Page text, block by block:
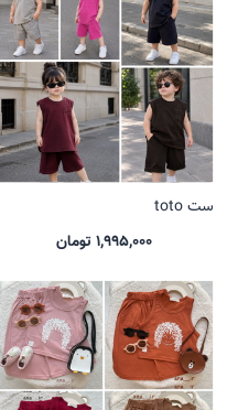
ست toto
1,995,000 تومان